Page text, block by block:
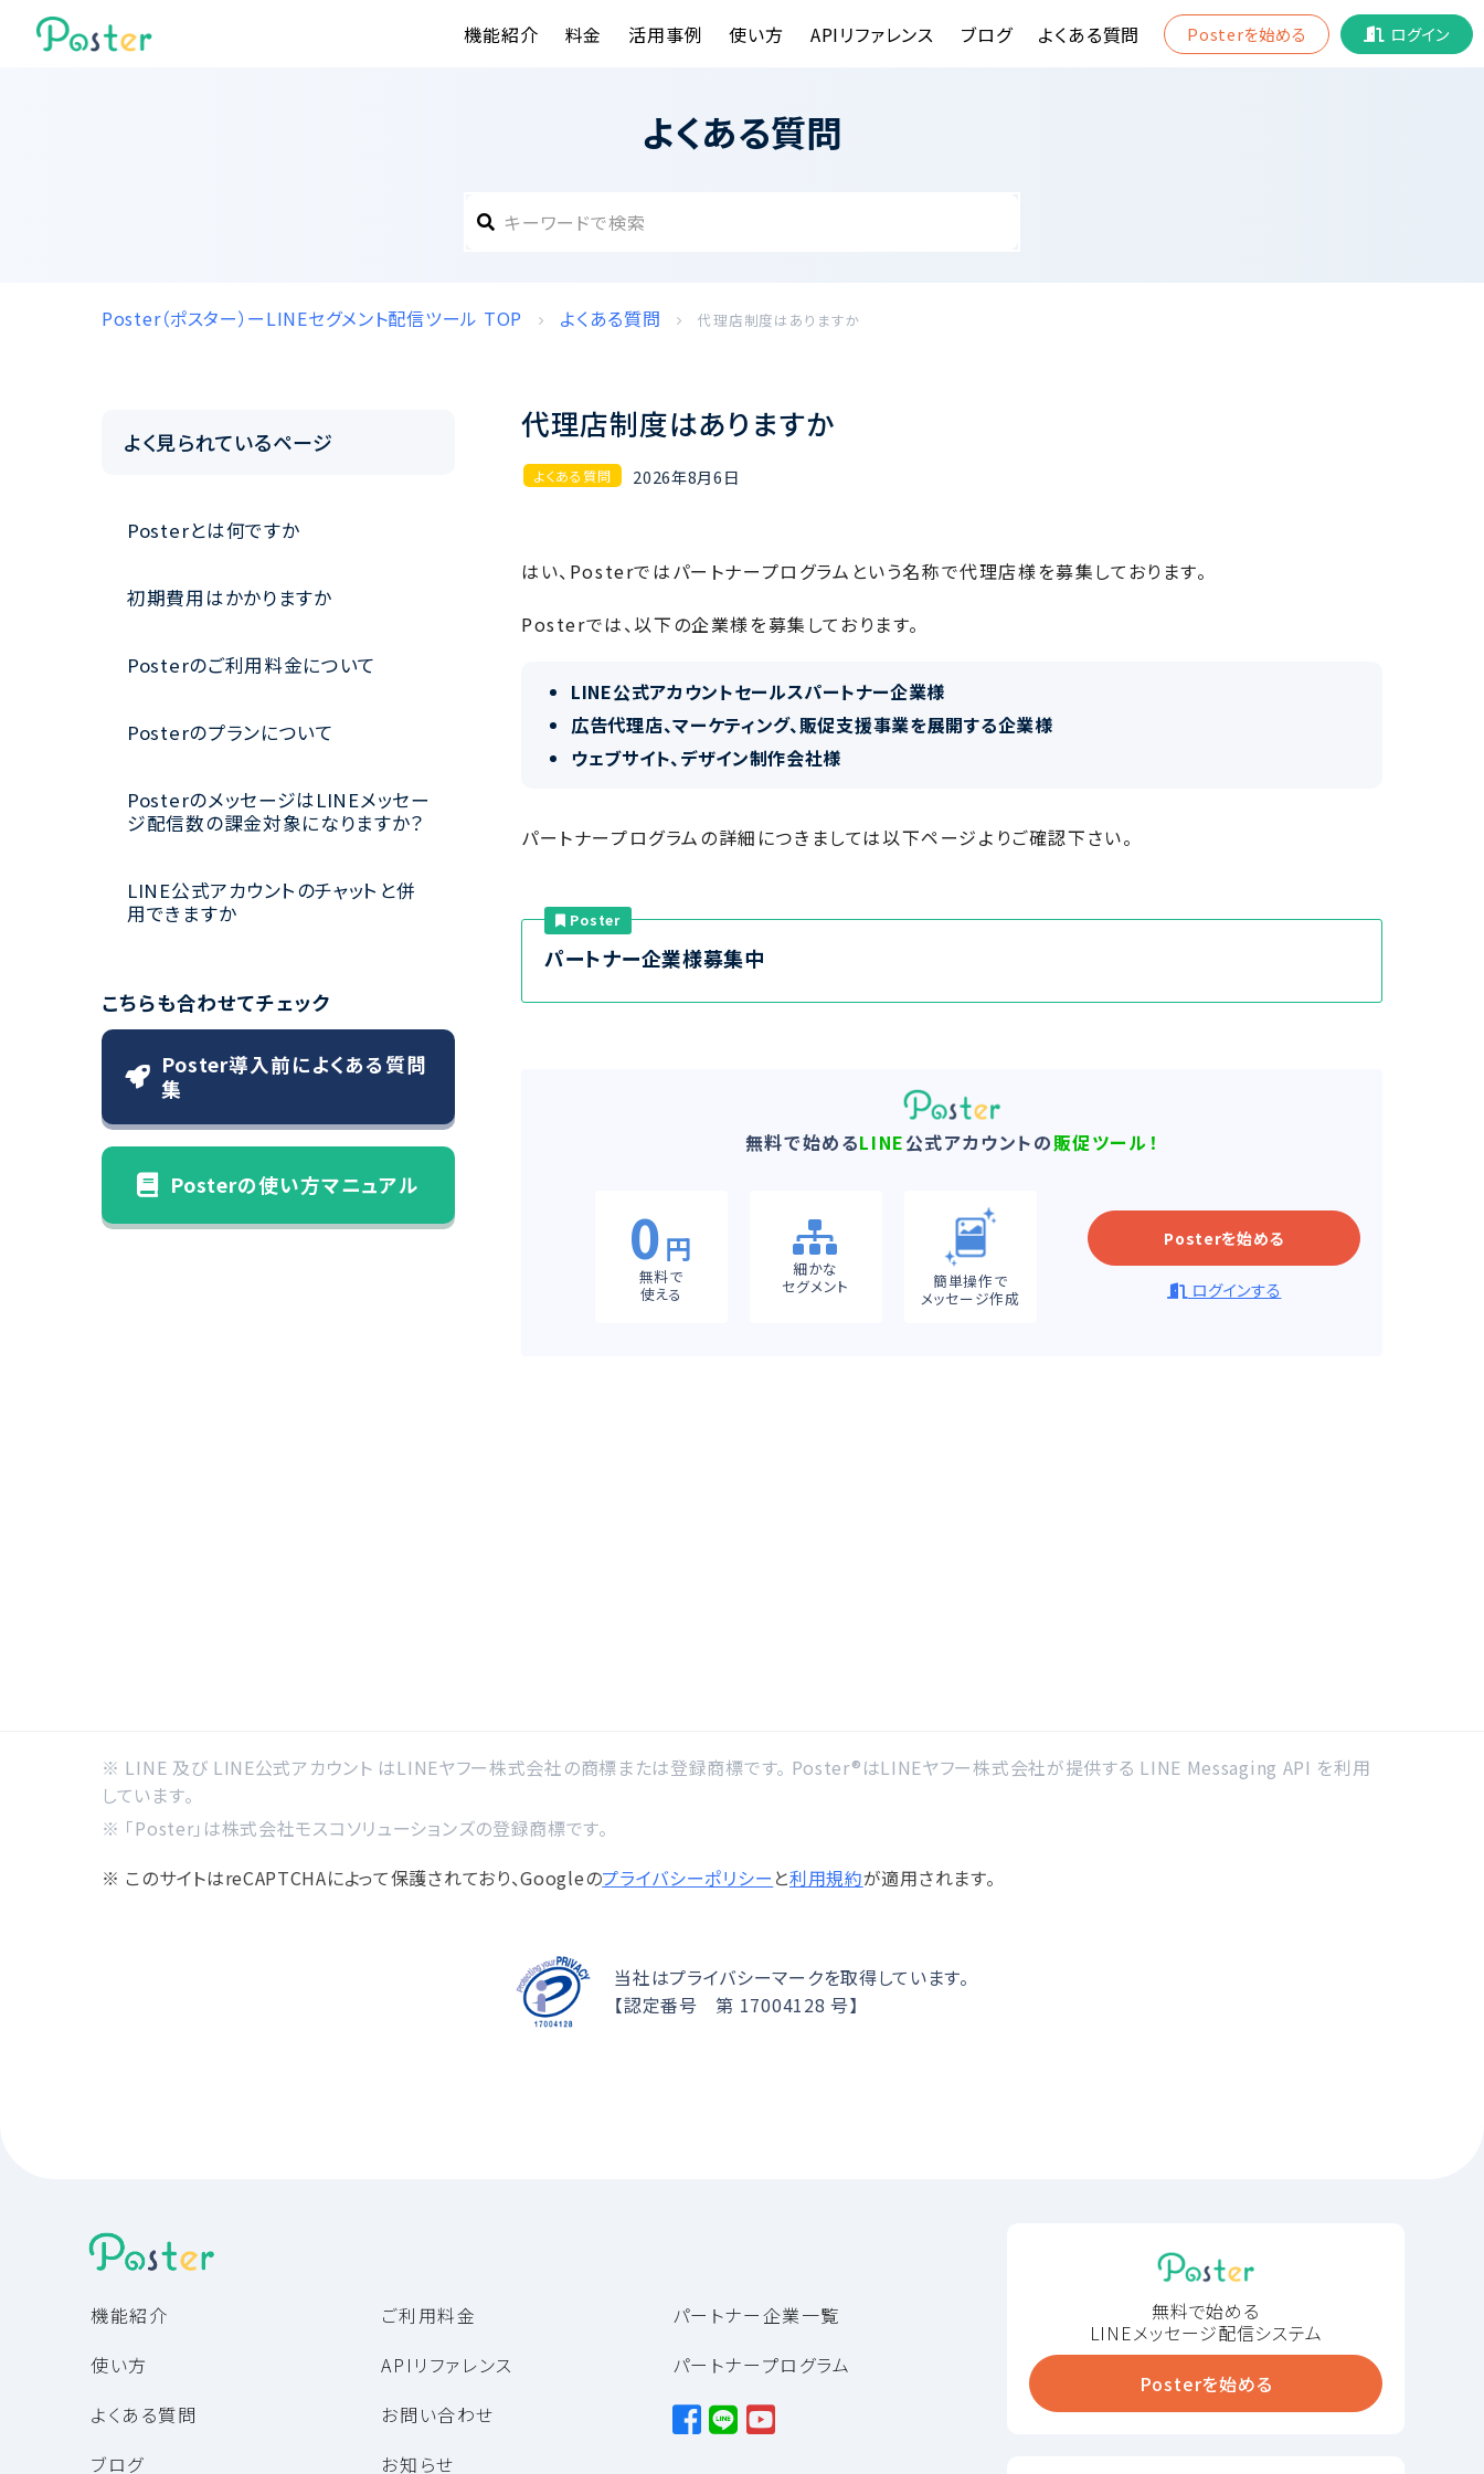
機能紹介 料金 活用事例 使い方 APIリファレンス ブログ よくある質問 Posterを始める ログイン
よくある質問
Poster（ポスター）ーLINEセグメント配信ツール TOP よくある質問 代理店制度はありますか
よく見られているページ
Posterとは何ですか
初期費用はかかりますか
Posterのご利用料金について
Posterのプランについて
PosterのメッセージはLINEメッセー
ジ配信数の課金対象になりますか？
LINE公式アカウントのチャットと併
用できますか
こちらも合わせてチェック
Poster導入前によくある質問
集
Posterの使い方マニュアル
代理店制度はありますか
よくある質問 2026年8月6日
はい、Posterではパートナープログラムという名称で代理店様を募集しております。
Posterでは、以下の企業様を募集しております。
LINE公式アカウントセールスパートナー企業様
広告代理店、マーケティング、販促支援事業を展開する企業様
ウェブサイト、デザイン制作会社様
パートナープログラムの詳細につきましては以下ページよりご確認下さい。
Poster
パートナー企業様募集中
無料で始めるLINE公式アカウントの販促ツール！
0 円
無料で
使える
細かな
セグメント
簡単操作で
メッセージ作成
Posterを始める
ログインする
※ LINE 及び LINE公式アカウント はLINEヤフー株式会社の商標または登録商標です。 Poster®はLINEヤフー株式会社が提供する LINE Messaging API を利用
しています。
※ 「Poster」は株式会社モスコソリューションズの登録商標です。
※ このサイトはreCAPTCHAによって保護されており、Googleのプライバシーポリシー と利用規約が適用されます。
当社はプライバシーマークを取得しています。
【認定番号 第 17004128 号】
機能紹介
使い方
よくある質問
ブログ
ご利用料金
APIリファレンス
お問い合わせ
お知らせ
パートナー企業一覧
パートナープログラム
無料で始める
LINEメッセージ配信システム
Posterを始める